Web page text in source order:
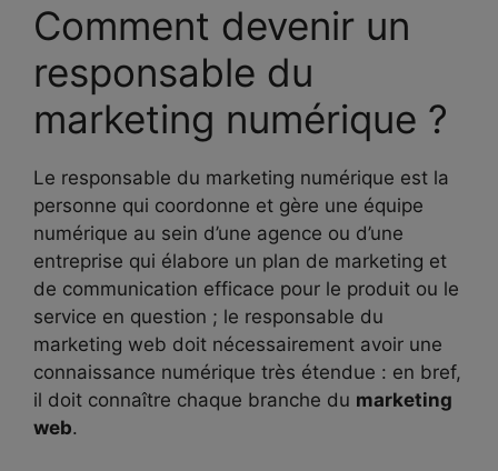
Comment devenir un
responsable du
marketing numérique ?
Le responsable du marketing numérique est la
personne qui coordonne et gère une équipe
numérique au sein d’une agence ou d’une
entreprise qui élabore un plan de marketing et
de communication efficace pour le produit ou le
service en question ; le responsable du
marketing web doit nécessairement avoir une
connaissance numérique très étendue : en bref,
il doit connaître chaque branche du marketing
web.